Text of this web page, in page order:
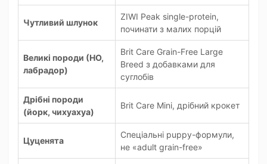
Чутливий шлунок
ZIWI Peak single-protein,
починати з малих порцій
Великі породи (НО,
лабрадор)
Brit Care Grain-Free Large
Breed з добавками для
суглобів
Дрібні породи
(йорк, чихуахуа)
Brit Care Mini, дрібний крокет
Цуценята
Спеціальні puppy-формули,
не «adult grain-free»